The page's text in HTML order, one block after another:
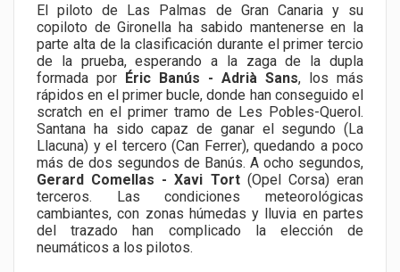
El piloto de Las Palmas de Gran Canaria y su
copiloto de Gironella ha sabido mantenerse en la
parte alta de la clasificación durante el primer tercio
de la prueba, esperando a la zaga de la dupla
formada por Éric Banús - Adrià Sans, los más
rápidos en el primer bucle, donde han conseguido el
scratch en el primer tramo de Les Pobles-Querol.
Santana ha sido capaz de ganar el segundo (La
Llacuna) y el tercero (Can Ferrer), quedando a poco
más de dos segundos de Banús. A ocho segundos,
Gerard Comellas - Xavi Tort(Opel Corsa) eran
terceros. Las condiciones meteorológicas
cambiantes, con zonas húmedas y lluvia en partes
del trazado han complicado la elección de
neumáticos a los pilotos.